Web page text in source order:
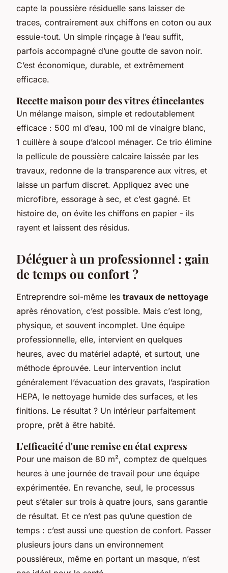
capte la poussière résiduelle sans laisser de
traces, contrairement aux chiffons en coton ou aux
essuie-tout. Un simple rinçage à l’eau suffit,
parfois accompagné d’une goutte de savon noir.
C’est économique, durable, et extrêmement
efficace.
Recette maison pour des vitres étincelantes
Un mélange maison, simple et redoutablement
efficace : 500 ml d’eau, 100 ml de vinaigre blanc,
1 cuillère à soupe d’alcool ménager. Ce trio élimine
la pellicule de poussière calcaire laissée par les
travaux, redonne de la transparence aux vitres, et
laisse un parfum discret. Appliquez avec une
microfibre, essorage à sec, et c’est gagné. Et
histoire de, on évite les chiffons en papier - ils
rayent et laissent des résidus.
Déléguer à un professionnel : gain
de temps ou confort ?
Entreprendre soi-même les travaux de nettoyage
après rénovation, c’est possible. Mais c’est long,
physique, et souvent incomplet. Une équipe
professionnelle, elle, intervient en quelques
heures, avec du matériel adapté, et surtout, une
méthode éprouvée. Leur intervention inclut
généralement l’évacuation des gravats, l’aspiration
HEPA, le nettoyage humide des surfaces, et les
finitions. Le résultat ? Un intérieur parfaitement
propre, prêt à être habité.
L'efficacité d'une remise en état express
Pour une maison de 80 m², comptez de quelques
heures à une journée de travail pour une équipe
expérimentée. En revanche, seul, le processus
peut s’étaler sur trois à quatre jours, sans garantie
de résultat. Et ce n’est pas qu’une question de
temps : c’est aussi une question de confort. Passer
plusieurs jours dans un environnement
poussiéreux, même en portant un masque, n’est